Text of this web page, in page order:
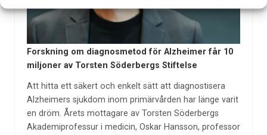
Forskning om diagnosmetod för Alzheimer får 10
miljoner av Torsten Söderbergs Stiftelse
Att hitta ett säkert och enkelt sätt att diagnostisera
Alzheimers sjukdom inom primärvården har länge varit
en dröm. Årets mottagare av Torsten Söderbergs
Akademiprofessur i medicin, Oskar Hansson, professor